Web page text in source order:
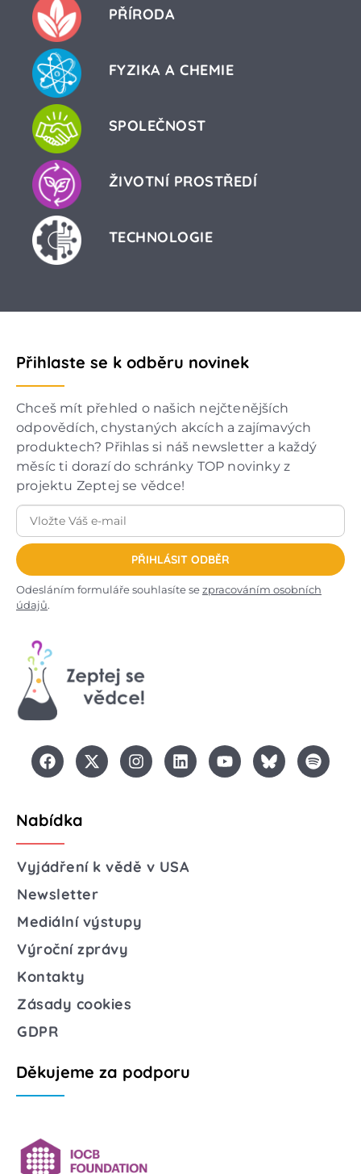
PŘÍRODA
FYZIKA A CHEMIE
SPOLEČNOST
ŽIVOTNÍ PROSTŘEDÍ
TECHNOLOGIE
Přihlaste se k odběru novinek
Chceš mít přehled o našich nejčtenějších
odpovědích, chystaných akcích a zajímavých
produktech? Přihlas si náš newsletter a každý
měsíc ti dorazí do schránky TOP novinky z
projektu Zeptej se vědce!
PŘIHLÁSIT ODBĚR
Odesláním formuláře souhlasíte sezpracováním osobních
údajů.
Nabídka
Vyjádření k vědě v USA
Newsletter
Mediální výstupy
Výroční zprávy
Kontakty
Zásady cookies
GDPR
Děkujeme za podporu